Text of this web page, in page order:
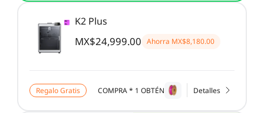
K2 Plus
MX$24,999.00 Ahorra MX$8,180.00
Regalo Gratis COMPRA * 1 OBTÉN Detalles